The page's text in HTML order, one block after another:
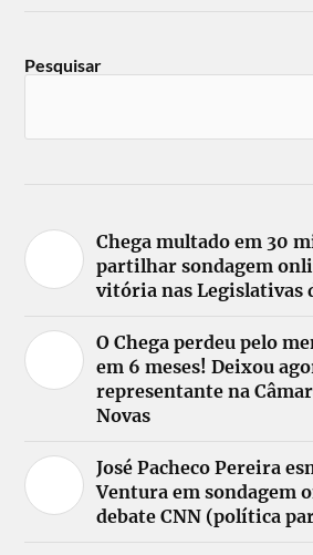
Pesquisar
Chega multado em 30
partilhar sondagem
vitória nas Legislativas
O Chega perdeu pelo
em 6 meses! Deixou
representante na
Novas
José Pacheco Pereira
Ventura em sondagem
debate CNN (política